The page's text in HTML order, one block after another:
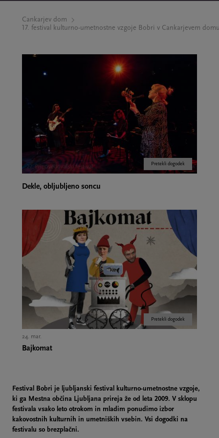
Cankarjev dom
17. festival kulturno-umetnostne vzgoje Bobri v Cankarjevem
Pretekli dogodek
Dekle, obljubljeno soncu
Pretekli dogodek
24. mar.
Bajkomat
Festival Bobri je ljubljanski festival kulturno-umetnostne vzgoje,
ki ga Mestna občina Ljubljana prireja že od leta 2009. V sklopu
festivala vsako leto otrokom in mladim ponudimo izbor
kakovostnih kulturnih in umetniških vsebin. Vsi dogodki na
festivalu so brezplačni.